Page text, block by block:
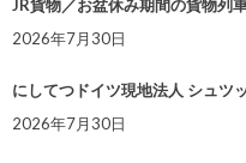
JR貨物／お盆休み期間の貨物列
2026年7月30日
にしてつドイツ現地法人 シュツ
2026年7月30日